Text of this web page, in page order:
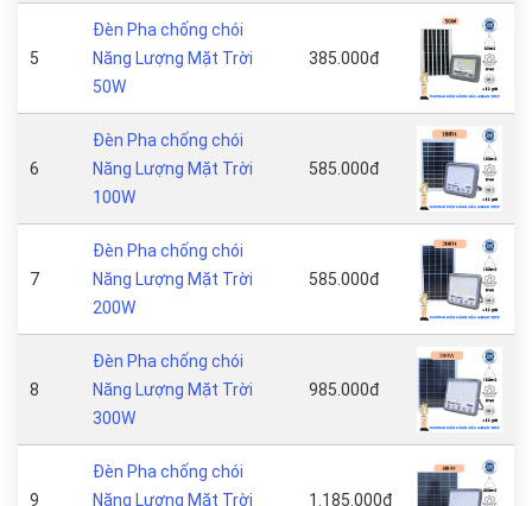
5
Đèn Pha chống chói
Năng Lượng Mặt Trời
50W
385.000đ
6
Đèn Pha chống chói
Năng Lượng Mặt Trời
100W
585.000đ
7
Đèn Pha chống chói
Năng Lượng Mặt Trời
200W
585.000đ
8
Đèn Pha chống chói
Năng Lượng Mặt Trời
300W
985.000đ
9
Đèn Pha chống chói
Năng Lượng Mặt Trời
1.185.000đ